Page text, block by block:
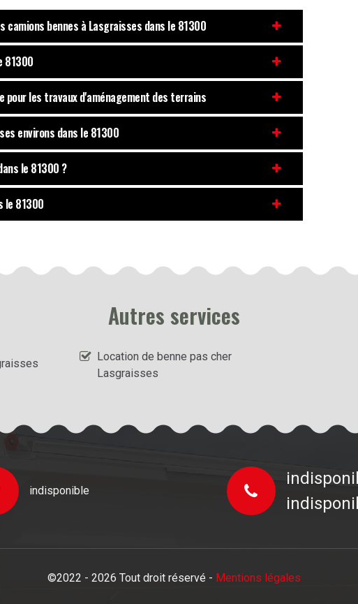
camions bennes à Lasgraisses dans le 81300
81300
pour les travaux d'aménagement des terrains
environs dans le 81300
le 81300 ?
le 81300
Autres services
Location de benne pas cher
Lasgraisses
indisponible
©2022 - 2026 Tout droit réservé - Mentions légales